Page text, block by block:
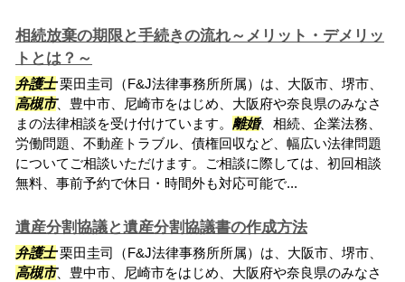
相続放棄の期限と手続きの流れ～メリット・デメリッ
トとは？～
弁護士栗田圭司（F&J法律事務所所属）は、大阪市、堺市、
高槻市、豊中市、尼崎市をはじめ、大阪府や奈良県のみなさ
まの法律相談を受け付けています。 離婚、相続、企業法務、
労働問題、不動産トラブル、債権回収など、幅広い法律問題
についてご相談いただけます。ご相談に際しては、初回相談
無料、事前予約で休日・時間外も対応可能で...
遺産分割協議と遺産分割協議書の作成方法
弁護士栗田圭司（F&J法律事務所所属）は、大阪市、堺市、
高槻市、豊中市、尼崎市をはじめ、大阪府や奈良県のみなさ